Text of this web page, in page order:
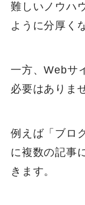
難しいノウハ
ように分厚く
一方、Webサ
必要はありま
例えば「ブロ
に複数の記事
きます。